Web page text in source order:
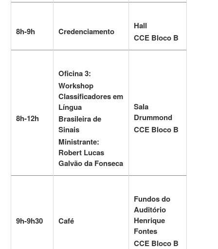
8h-9h Credenciamento
Hall
CCE Bloco B
8h-12h
Oficina 3:
Workshop
Classificadores em
Língua
Brasileira de
Sinais
Ministrante:
Robert Lucas
Galvão da Fonseca
Sala
Drummond
CCE Bloco B
9h-9h30 Café
Fundos do
Auditório
Henrique
Fontes
CCE Bloco B